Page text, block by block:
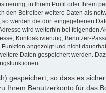
in Ihrem Profil oder Ihrem
den Betreiber weitere Daten als
werden die dort eingegebenen
wird weiterhin bei folgenden
Kontoaktivierung, Benutzer-
angezeigt und nicht
Daten gespeichert werden.
gespeichert, so dass es
Ihrem Benutzerkonto für das